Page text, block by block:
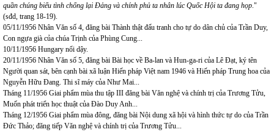
quần chúng biểu tình chống lại Đảng và chính phủ ta nhân lúc Quốc Hội ta đang họp."
(sđd, trang 18-19).
05/11/1956 Nhân Văn số 4, đăng bài Thành thật đấu tranh cho tự do dân chủ của Trần Duy,
Con ngựa già của chúa Trịnh của Phùng Cung...
10/11/1956 Hungary nổi dậy.
20/11/1956 Nhân Văn số 5, đăng bài Bài học về Ba-lan và Hun-ga-ri của Lê Đạt, ký tên
Người quan sát, bên cạnh bài xã luận Hiến pháp Việt nam 1946 và Hiến pháp Trung hoa của
Nguyễn Hữu Đang. Thi sĩ máy của Như Mai...
Tháng 11/1956 Giai phẩm mùa thu tập III đăng bài Văn nghệ và chính trị của Trương Tửu,
Muốn phát triển học thuật của Đào Duy Anh...
Tháng 12/1956 Giai phẩm mùa đông, đăng bài Nội dung xã hội và hình thức tự do của Trần
Đức Thảo; đăng tiếp Văn nghệ và chính trị của Trương Tửu...